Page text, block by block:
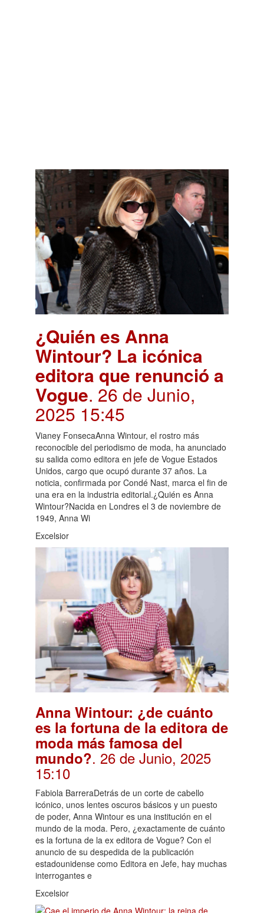
¿Quién es Anna
Wintour? La icónica
editora que renunció a
Vogue. 26 de Junio,
2025 15:45
Vianey FonsecaAnna Wintour, el rostro más
reconocible del periodismo de moda, ha anunciado
su salida como editora en jefe de Vogue Estados
Unidos, cargo que ocupó durante 37 años. La
noticia, confirmada por Condé Nast, marca el fin de
una era en la industria editorial.¿Quién es Anna
Wintour?Nacida en Londres el 3 de noviembre de
1949, Anna Wi
Excelsior
Anna Wintour: ¿de cuánto
es la fortuna de la editora de
moda más famosa del
mundo?. 26 de Junio, 2025
15:10
Fabiola BarreraDetrás de un corte de cabello
icónico, unos lentes oscuros básicos y un puesto
de poder, Anna Wintour es una institución en el
mundo de la moda. Pero, ¿exactamente de cuánto
es la fortuna de la ex editora de Vogue? Con el
anuncio de su despedida de la publicación
estadounidense como Editora en Jefe, hay muchas
interrogantes e
Excelsior